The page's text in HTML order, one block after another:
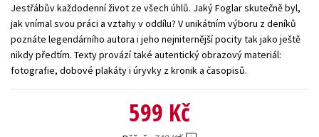
Jestřábův každodenní život ze všech úhlů. Jaký Foglar skutečně byl,
jak vnímal svou práci a vztahy v oddílu? V unikátním výboru z deníků
poznáte legendárního autora i jeho nejniternější pocity tak jako ještě
nikdy předtím. Texty provází také autentický obrazový materiál:
fotografie, dobové plakáty i úryvky z kronik a časopisů.
599 Kč